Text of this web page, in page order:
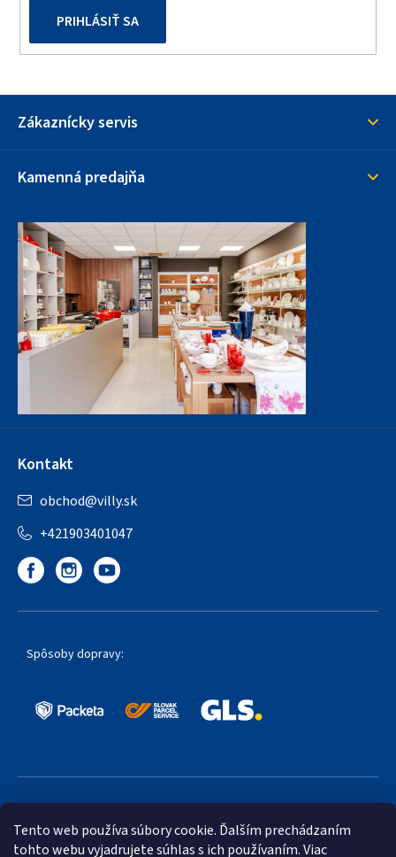
Tento web používa súbory cookie. Ďalším prechádzaním
tohto webu vyjadrujete súhlas s ich používaním. Viac
PRIHLÁSIŤ SA
Zákaznícky servis
Kamenná predajňa
Kontakt
obchod@villy.sk
+421903401047
Spôsoby dopravy:
Obľúbené spôsoby platby: